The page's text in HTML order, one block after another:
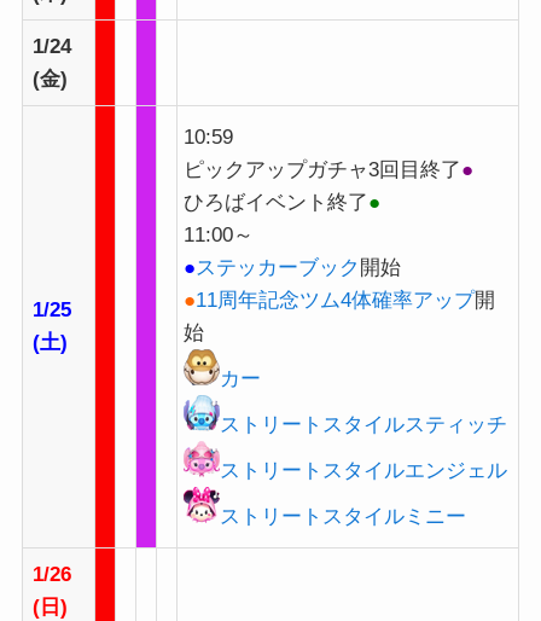
1/24
(金)
1/25
(土)
10:59
ピックアップガチャ3回目終了●
ひろばイベント終了●
11:00～
●ステッカーブック 開始
●11周年記念ツム4体確率アップ開
始
カー
ストリートスタイルスティッチ
ストリートスタイルエンジェル
ストリートスタイルミニー
1/26
(日)